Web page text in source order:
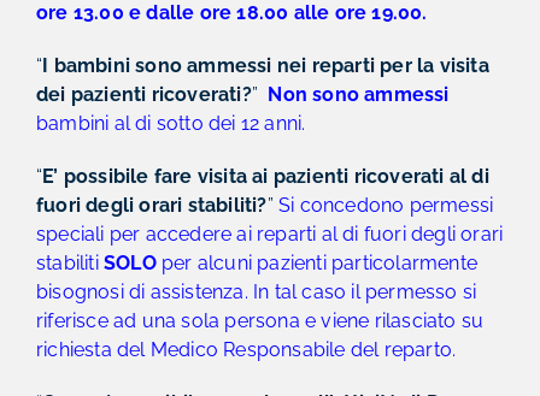
ore 13.00 e dalle ore 18.00 alle ore 19.00.
“I bambini sono ammessi nei reparti per la visita
dei pazienti ricoverati?” Non sono ammessi
bambini al di sotto dei 12 anni.
“E’ possibile fare visita ai pazienti ricoverati al di
fuori degli orari stabiliti?”Si concedono permessi
speciali per accedere ai reparti al di fuori degli orari
stabilitiSOLOper alcuni pazienti particolarmente
bisognosi di assistenza. In tal caso il permesso si
riferisce ad una sola persona e viene rilasciato su
richiesta del Medico Responsabile del reparto.